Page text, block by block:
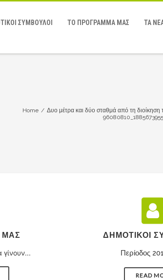
ΣΥΜΒΟΥΛΟΙ ΤΟ ΠΡΌΓΡΑΜΜΆ ΜΑΣ ΤΑ
Home / Δυο μέτρα και δύο σταθμά από τη
ΜΑΣ ΔΗΜΟΤΙΚΟΊ
Περίοδος
READ